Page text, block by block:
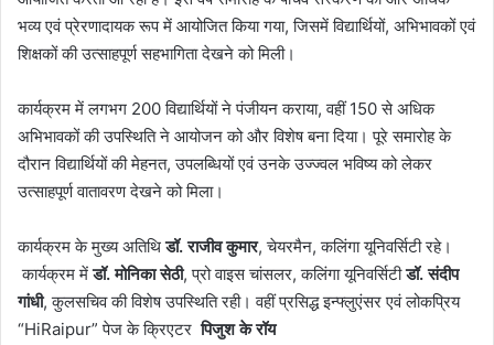
भव्य एवं प्रेरणादायक रूप में आयोजित किया गया, जिसमें विद्यार्थियों, अभिभावकों एवं
शिक्षकों की उत्साहपूर्ण सहभागिता देखने को मिली।
कार्यक्रम में लगभग 200 विद्यार्थियों ने पंजीयन कराया, वहीं 150 से अधिक
अभिभावकों की उपस्थिति ने आयोजन को और विशेष बना दिया। पूरे समारोह के
दौरान विद्यार्थियों की मेहनत, उपलब्धियों एवं उनके उज्ज्वल भविष्य को लेकर
उत्साहपूर्ण वातावरण देखने को मिला।
कार्यक्रम के मुख्य अतिथिडॉ.राजीव कुमार, चेयरमैन, कलिंगा यूनिवर्सिटी रहे।
कार्यक्रम मेंडॉ.मोनिका सेठी, प्रो वाइस चांसलर, कलिंगा यूनिवर्सिटीडॉ. संदीप
गांधी, कुलसचिव की विशेष उपस्थिति रही। वहीं प्रसिद्ध इन्फ्लुएंसर एवं लोकप्रिय
“HiRaipur” पेज के क्रिएटर पिजुश के रॉय